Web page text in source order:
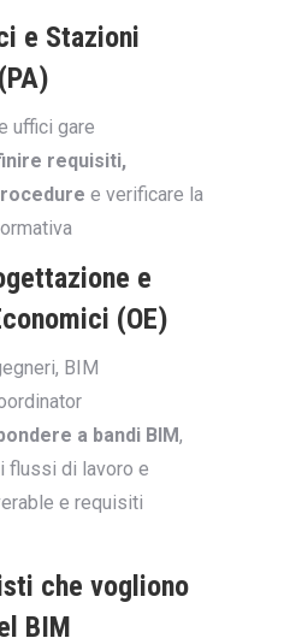
e Stazioni
uffici gare
requisiti,
e verificare la
e
(OE)
BIM
a bandi BIM,
flussi di lavoro e
e requisiti
che vogliono
BIM